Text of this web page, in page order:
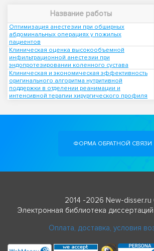
Название работы
Оптимизация анестезии при обширных
абдоминальных операциях у пожилых
пациентов
Клиническая оценка высокообъемной
инфильтрационной анестезии при
эндопротезировании коленного сустава
Клиническая и экономическая эффективность
оригинального алгоритма нутритивной
поддержки в отделении реанимации и
интенсивной терапии хирургического профиля
ФОРМА ОБРАТНОЙ СВЯЗИ
2014 -2026 New-
Электронная библиотека
Оплата, доставка, условия